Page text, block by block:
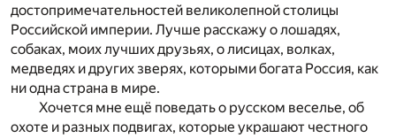
достопримечательностей великолепной столицы
Российской империи. Лучше расскажу о лошадях,
собаках, моих лучших друзьях, о лисицах, волках,
медведях и других зверях, которыми богата Россия, как
ни одна страна в мире.
Хочется мне ещё поведать о русском веселье, об
охоте и разных подвигах, которые украшают честного